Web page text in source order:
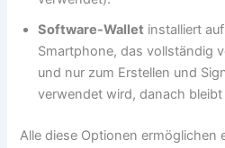
Software-Wallet installiert
Smartphone, das vollständig
und nur zum Erstellen und
verwendet wird, danach
Alle diese Optionen ermöglichen